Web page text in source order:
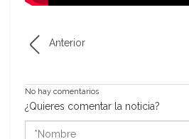
Anterior
No hay comentarios
¿Quieres comentar la noticia?